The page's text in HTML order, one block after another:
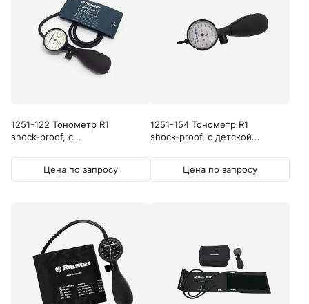
1251-122 Тонометр R1
shock-proof, с...
Цена по запросу
1251-154 Тонометр R1
shock-proof, с детской...
Цена по запросу